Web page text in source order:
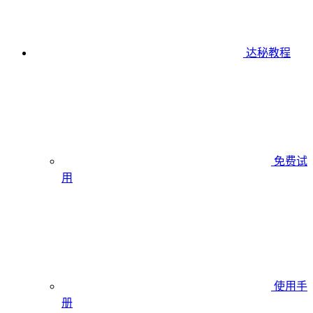
达秘教程
免费试
用
使用手
册